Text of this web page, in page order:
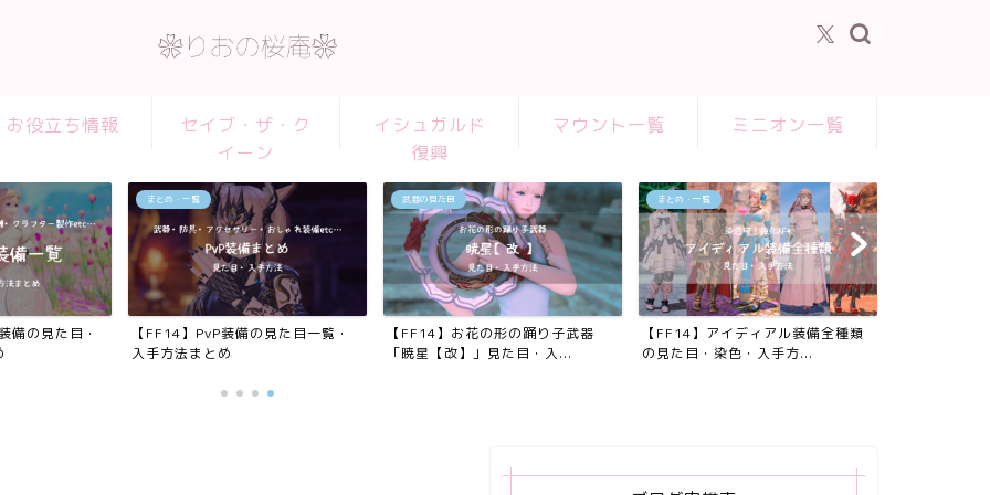
お役立ち情報
セイブ・ザ・ク
イーン
イシュガルド
復興
マウント一覧 ミニオン一覧
備の見た目・
まとめ・一覧
【FF14】PvP装備の見た目一覧・
入手方法まとめ
武器の見た目
【FF14】お花の形の踊り子武器
「暁星【改】」見た目・入...
まとめ・一覧
【FF14】アイディアル装備全種類
の見た目・染色・入手方...